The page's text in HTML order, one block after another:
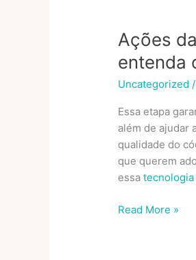
Ações
entenda
Uncategorized /
Essa etapa
além de ajudar
qualidade do
que querem
essatecnologia
Ações
Read More »